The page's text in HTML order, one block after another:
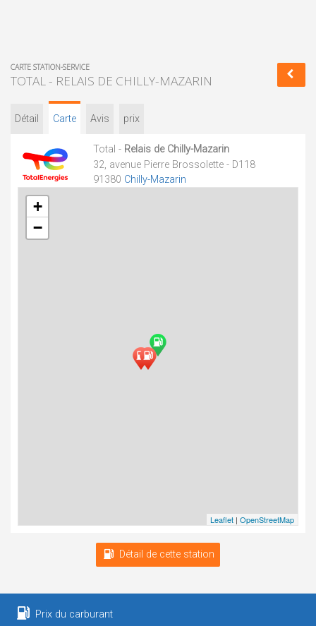
CARTE STATION-SERVICE
TOTAL - RELAIS DE CHILLY-MAZARIN
Détail Carte Avis prix
Total - Relais de Chilly-Mazarin
32, avenue Pierre Brossolette - D118
91380 Chilly-Mazarin
+
−
Leaflet | OpenStreetMap
Détail de cette station
Prix du carburant